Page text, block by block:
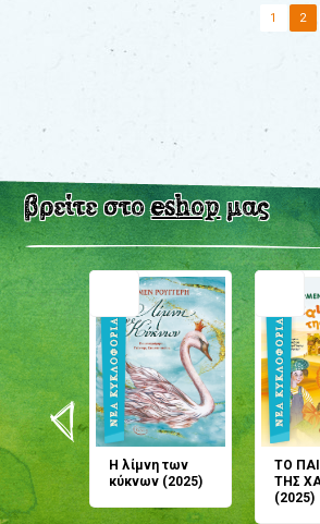
1 2
βρείτε στοeshopμας
Η λίμνη των
κύκνων (2025)
ΤΟ
ΤΗΣ
(2025)